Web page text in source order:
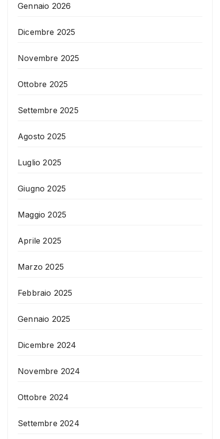
Gennaio 2026
Dicembre 2025
Novembre 2025
Ottobre 2025
Settembre 2025
Agosto 2025
Luglio 2025
Giugno 2025
Maggio 2025
Aprile 2025
Marzo 2025
Febbraio 2025
Gennaio 2025
Dicembre 2024
Novembre 2024
Ottobre 2024
Settembre 2024